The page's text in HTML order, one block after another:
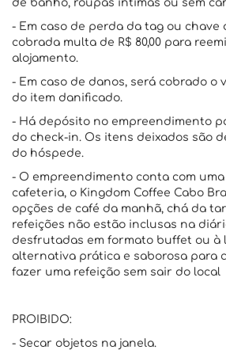
de banho, roupas íntimas ou sem
- Em caso de perda da tag ou chave
cobrada multa de R$ 80,00 para
alojamento.
- Em caso de danos, será cobrado o
do item danificado.
- Há depósito no empreendimento
do check-in. Os itens deixados são
do hóspede.
- O empreendimento conta com
cafeteria, o Kingdom Coffee Cabo
opções de café da manhã, chá da
refeições não estão inclusas na
desfrutadas em formato buffet ou à
alternativa prática e saborosa para
fazer uma refeição sem sair do local
PROIBIDO:
- Secar objetos na janela.